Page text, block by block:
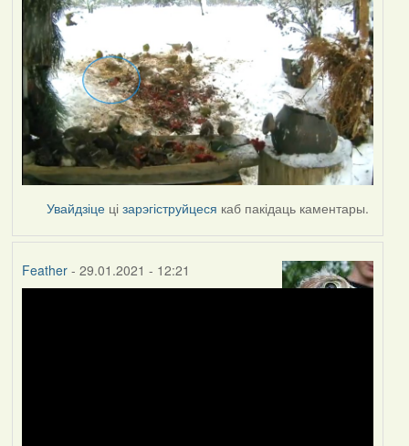
Увайдзіце цізарэгіструйцеся каб пакідаць каментары.
Feather- 29.01.2021 - 12:21